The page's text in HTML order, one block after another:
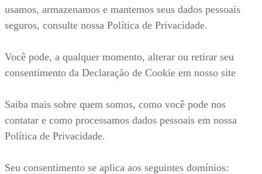
usamos, armazenamos e mantemos seus dados pessoais
seguros, consulte nossa Política de Privacidade.
Você pode, a qualquer momento, alterar ou retirar seu
consentimento da Declaração de Cookie em nosso site
Saiba mais sobre quem somos, como você pode nos
contatar e como processamos dados pessoais em nossa
Política de Privacidade.
Seu consentimento se aplica aos seguintes domínios: